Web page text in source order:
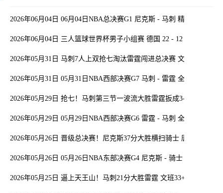
2026年06月04日 06月04日NBA总决赛G1 尼克斯 - 马刺 精彩镜头
2026年06月04日 三人篮球世界杯男子小组赛 德国 22 - 12 中国 全场集
2026年05月31日 马刺7人上双抢七淘汰雷霆闯进总决赛 文班22+7 亚
2026年05月31日 05月31日NBA西部决赛G7 马刺 - 雷霆 全场集锦
2026年05月29日 抢七！马刺第三节一波流大胜雷霆扳成3-3 文班
2026年05月29日 05月29日NBA西部决赛G6 雷霆 - 马刺 全场集锦
2026年05月26日 晋级总决赛！尼克斯37分大胜横扫骑士 唐斯19分 哈
2026年05月26日 05月26日NBA东部决赛G4 尼克斯 - 骑士 精彩镜头
2026年05月25日 逼上天王山！马刺21分大胜雷霆 文班33+8+5 亚历山